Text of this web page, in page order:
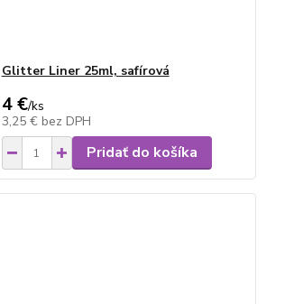
Glitter Liner 25ml, safírová
4 €/ks
3,25 € bez DPH
Pridať do košíka